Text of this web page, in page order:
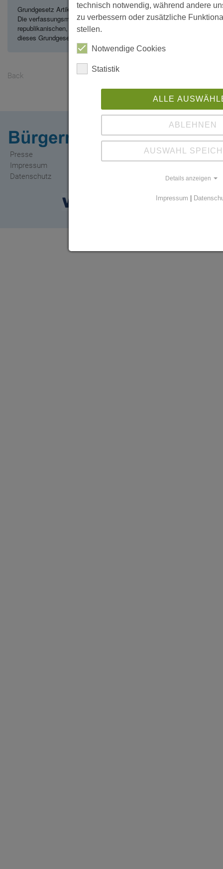
Grundgesetz Artikel 28,1
Die verfassungsmäßige Ordnung in den Ländern muss den
republikanischen, demokratischen und sozialen Rechtsstaates im
dieses Grundgesetzes entsprechen.
Back
Presse
Impressum
Datenschutz
technisch notwendig, während andere
zu verbessern oder zusätzliche
stellen.
Notwendige Cookies
Statistik
ALLE
ABLEHNEN
AUSWAHL
Details anzeigen
Impressum |